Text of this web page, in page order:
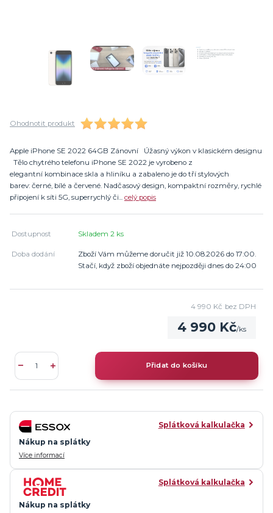
Ohodnotit produkt
Apple iPhone SE 2022 64GB Zánovní Úžasný výkon v klasickém designu
Tělo chytrého telefonu iPhone SE 2022 je vyrobeno z
elegantní kombinace skla a hliníku a zabaleno je do tří stylových
barev: černé, bílé a červené. Nadčasový design, kompaktní rozměry, rychlé
připojení k síti 5G, superrychlý či... celý popis
Dostupnost Skladem 2 ks
Doba dodání
Zboží Vám můžeme doručit již 10.08.2026 do 17:00.
Stačí, když zboží objednáte nejpozději dnes do 24:00
4 990 Kč/ks
4 990 Kč bez DPH
Přidat do košíku
Splátková kalkulačka
Nákup na splátky
Více informací
Splátková kalkulačka
Nákup na splátky